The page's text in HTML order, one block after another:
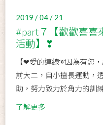
2019 / 04 / 21
#part７【歡歡喜喜
活動】❣
【❤愛的連線➰因為有您
前大二，自小擅長運動，
助，努力致力於角力的訓
了解更多